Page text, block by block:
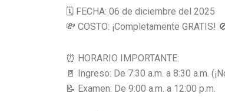
🗓 FECHA: 06 de diciembre del 2025
💸 COSTO: ¡Completamente GRATIS!
⏰ HORARIO IMPORTANTE:
🚪 Ingreso: De 7:30 a.m. a 8:30 a.m.
📝 Examen: De 9:00 a.m. a 12:00 p.m.